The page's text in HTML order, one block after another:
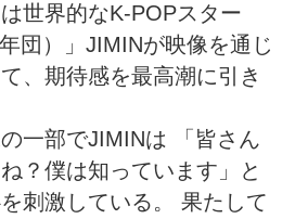
世界的なK-POPスター
団）」JIMINが映像を通じ
、期待感を最高潮に引き
一部でJIMINは 「皆さん
？僕は知っています」と
刺激している。 果たして